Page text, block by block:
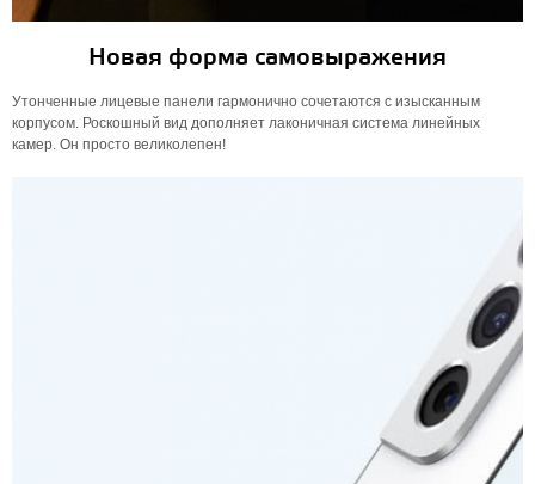
Новая форма самовыражения
Утонченные лицевые панели гармонично сочетаются с изысканным
корпусом. Роскошный вид дополняет лаконичная система линейных
камер. Он просто великолепен!